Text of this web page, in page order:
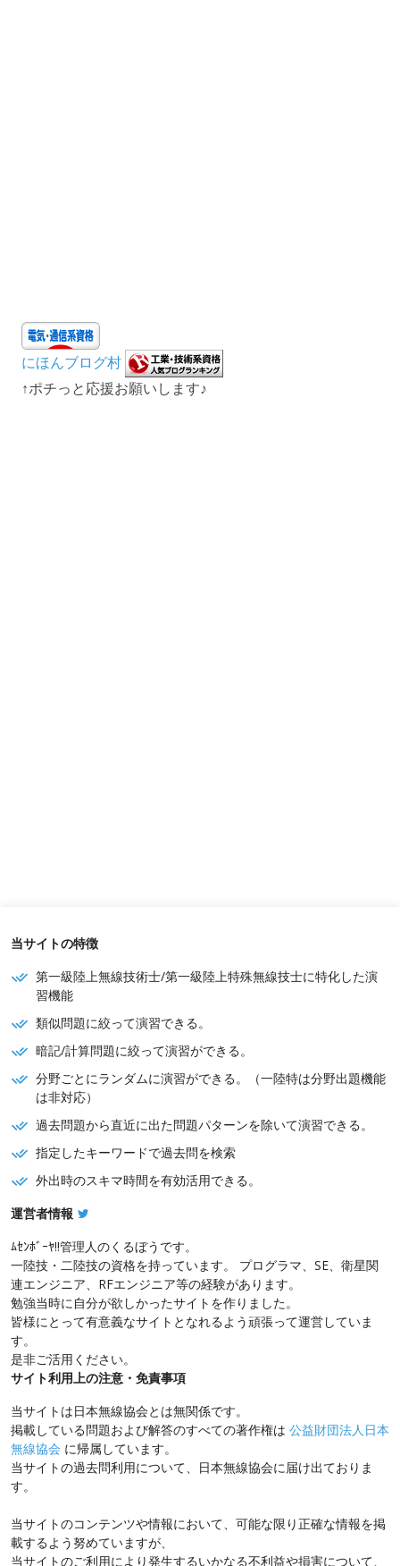
にほんブログ村
↑ポチっと応援お願いします♪
当サイトの特徴
第一級陸上無線技術士/第一級陸上特殊無線技士に特化した演
習機能
類似問題に絞って演習できる。
暗記/計算問題に絞って演習ができる。
分野ごとにランダムに演習ができる。（一陸特は分野出題機能
は非対応）
過去問題から直近に出た問題パターンを除いて演習できる。
指定したキーワードで過去問を検索
外出時のスキマ時間を有効活用できる。
運営者情報
ﾑｾﾝﾎﾞｰﾔ!!管理人のくるぼうです。
一陸技・二陸技の資格を持っています。 プログラマ、SE、衛星関
連エンジニア、RFエンジニア等の経験があります。
勉強当時に自分が欲しかったサイトを作りました。
皆様にとって有意義なサイトとなれるよう頑張って運営していま
す。
是非ご活用ください。
サイト利用上の注意・免責事項
当サイトは日本無線協会とは無関係です。
掲載している問題および解答のすべての著作権は 公益財団法人日本
無線協会 に帰属しています。
当サイトの過去問利用について、日本無線協会に届け出ておりま
す。
当サイトのコンテンツや情報において、可能な限り正確な情報を掲
載するよう努めていますが、
当サイトのご利用により発生するいかなる不利益や損害について、